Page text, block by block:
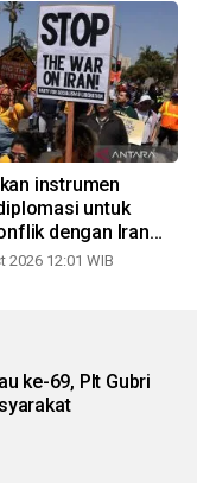
instrumen
untuk
dengan Iran
2026 12:01 WIB
ke-69, Plt Gubri